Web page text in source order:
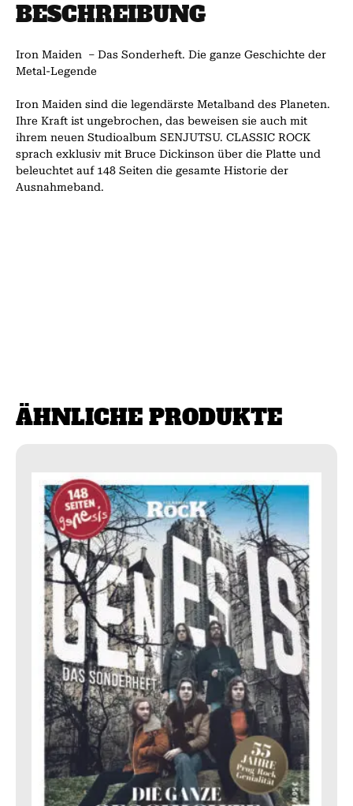
BESCHREIBUNG
Iron Maiden – Das Sonderheft. Die ganze Geschichte der
Metal-Legende
Iron Maiden sind die legendärste Metalband des Planeten.
Ihre Kraft ist ungebrochen, das beweisen sie auch mit
ihrem neuen Studioalbum SENJUTSU. CLASSIC ROCK
sprach exklusiv mit Bruce Dickinson über die Platte und
beleuchtet auf 148 Seiten die gesamte Historie der
Ausnahmeband.
ÄHNLICHE PRODUKTE